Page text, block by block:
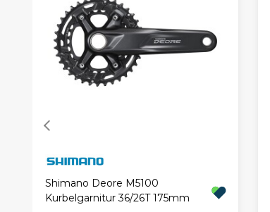
Shimano Deore M5100
Kurbelgarnitur 36/26T 175mm